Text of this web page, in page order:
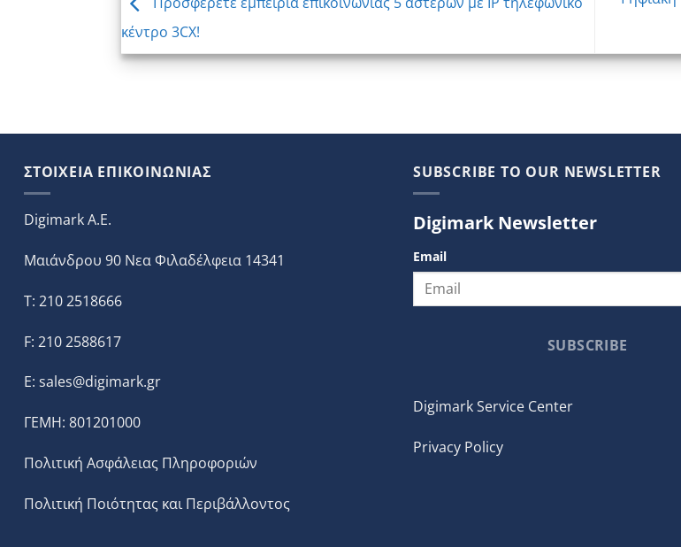
κέντρο 3CX!
ΣΤΟΙΧΕΙΑ ΕΠΙΚΟΙΝΩΝΙΑΣ
Digimark A.E.
Μαιάνδρου 90 Νεα Φιλαδέλφεια 14341
T: 210 2518666
F: 210 2588617
E: sales@digimark.gr
ΓΕΜΗ: 801201000
Πολιτική Ασφάλειας Πληροφοριών
Πολιτική Ποιότητας και Περιβάλλοντος
SUBSCRIBE TO OUR NEWSLETTER
Digimark Newsletter
Email
SUBSCRIBE
Digimark Service Center
Privacy Policy